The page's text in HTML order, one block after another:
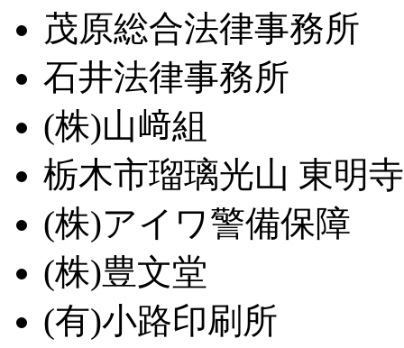
茂原総合法律事務所
石井法律事務所
(株)山﨑組
栃木市瑠璃光山 東明寺
(株)アイワ警備保障
(株)豊文堂
(有)小路印刷所